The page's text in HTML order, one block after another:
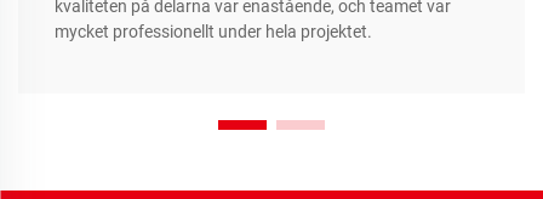
kvaliteten på delarna var enastående, och teamet var
mycket professionellt under hela projektet.